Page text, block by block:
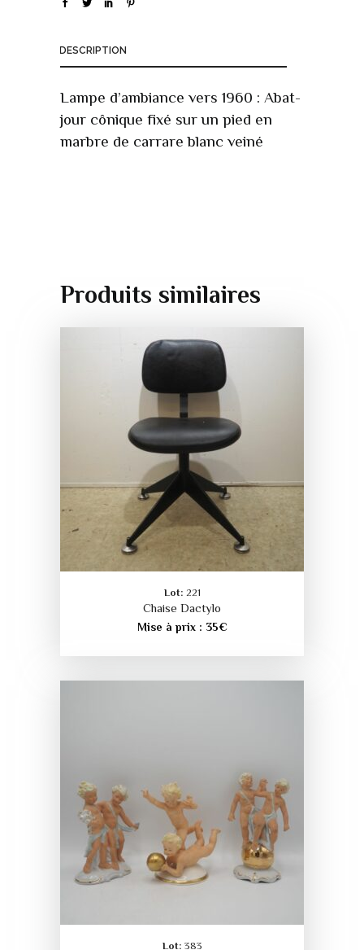
DESCRIPTION
Lampe d’ambiance vers 1960 : Abat-
jour cônique fixé sur un pied en
marbre de carrare blanc veiné
Produits similaires
Lot: 221
Chaise Dactylo
Mise à prix : 35€